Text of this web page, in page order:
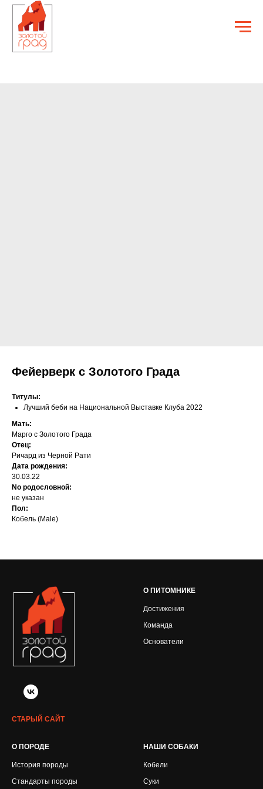
Фейерверк с Золотого Града
Титулы:
Лучший беби на Национальной Выставке Клуба 2022
Мать:
Марго с Золотого Града
Отец:
Ричард из Черной Рати
Дата рождения:
30.03.22
No родословной:
не указан
Пол:
Кобель (Male)
СТАРЫЙ САЙТ
О ПИТОМНИКЕ
Достижения
Команда
Основатели
О ПОРОДЕ
История породы
Стандарты породы
НАШИ СОБАКИ
Кобели
Суки